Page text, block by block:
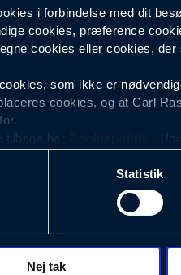
i forbindelse med dit
cookies, præference
cookies eller cookies, der
som ikke er
cookies, og at Carl
her
.
design,
der er mest
indhold der besøges,
samt de features, der
Statistik
Nej tak
750